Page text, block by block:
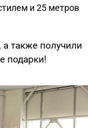
и 25 метров
также получили
подарки!